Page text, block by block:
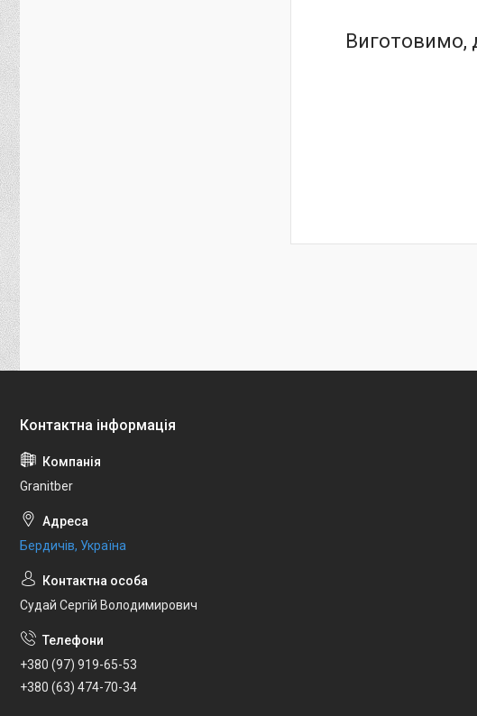
Виготовимо,
Granitber
Бердичів, Україна
Судай Сергій Володимирович
+380 (97) 919-65-53
+380 (63) 474-70-34